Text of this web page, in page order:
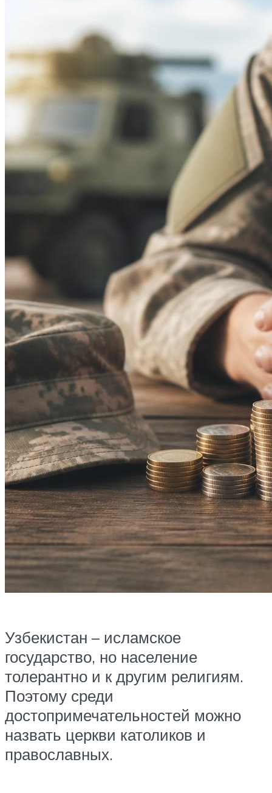
Узбекистан – исламское
государство, но население
толерантно и к другим религиям.
Поэтому среди
достопримечательностей можно
назвать церкви католиков и
православных.